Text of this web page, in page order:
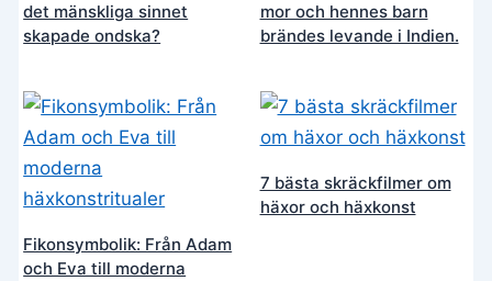
det mänskliga sinnet
skapade ondska?
mor och hennes barn
brändes levande i Indien.
Fikonsymbolik: Från Adam
och Eva till moderna
7 bästa skräckfilmer om
häxor och häxkonst